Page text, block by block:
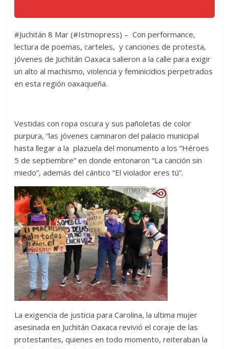
#Juchitán 8 Mar (#Istmopress) – Con performance,
lectura de poemas, carteles, y canciones de protesta,
jóvenes de Juchitán Oaxaca salieron a la calle para exigir
un alto al machismo, violencia y feminicidios perpetrados
en esta región oaxaqueña.
Vestidas con ropa oscura y sus pañoletas de color
purpura, “las jóvenes caminaron del palacio municipal
hasta llegar a la plazuela del monumento a los “Héroes
5 de septiembre” en donde entonaron “La canción sin
miedo”, además del cántico “El violador eres tú”.
La exigencia de justicia para Carolina, la ultima mujer
asesinada en Juchitán Oaxaca revivió el coraje de las
protestantes, quienes en todo momento, reiteraban la